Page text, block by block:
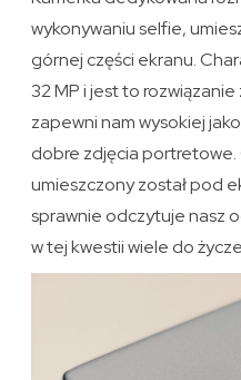
wykonywaniu selfie,
górnej części ekranu.
32 MP i jest to
zapewni nam wysokiej
dobre zdjęcia portretowe.
umieszczony został pod
sprawnie odczytuje nasz
w tej kwestii wiele do